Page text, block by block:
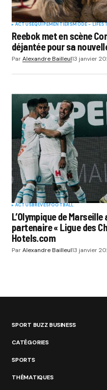
ACTUSEQUIPEMENTIERSMODE -
Reebok met en scène
déjantée pour sa
ParAlexandre Bailleul13 janvier
ACTUSBRÈVESFOOTBALL
L’Olympique de
partenaire « Ligue des
Hotels.com
ParAlexandre Bailleul13 janvier
SPORT BUZZ BUSINESS
CATÉGORIES
SPORTS
THÉMATIQUES